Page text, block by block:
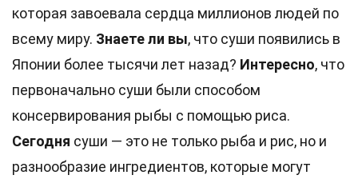
которая завоевала сердца миллионов людей по
всему миру. Знаете ли вы, что суши появились в
Японии более тысячи лет назад? Интересно, что
первоначально суши были способом
консервирования рыбы с помощью риса.
Сегодня суши — это не только рыба и рис, но и
разнообразие ингредиентов, которые могут